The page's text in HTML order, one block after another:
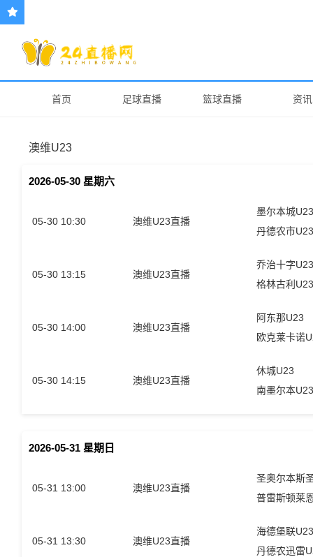
首页 足球直播 篮球直播 资讯
澳维U23
2026-05-30 星期六
05-30 10:30 澳维U23直播
墨尔本城
丹德农市
05-30 13:15 澳维U23直播
乔治十字
格林古利
05-30 14:00 澳维U23直播
阿东那U23
欧克莱卡诺
05-30 14:15 澳维U23直播
休城U23
南墨尔本
2026-05-31 星期日
05-31 13:00
澳维U23直播
普雷斯顿莱
05-31 13:30 澳维U23直播
海德堡联
丹德农迅雷